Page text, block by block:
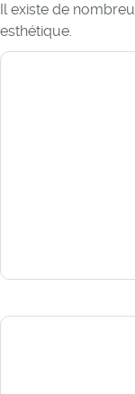
Il existe de
esthétique.